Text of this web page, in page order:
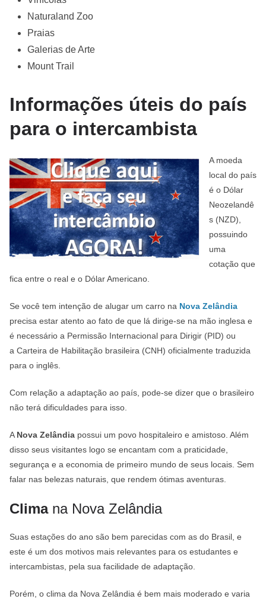
Naturaland Zoo
Praias
Galerias de Arte
Mount Trail
Informações úteis do país
para o intercambista
A moeda
local do país
é o Dólar
Neozelandê
s (NZD),
possuindo
uma
cotação que
fica entre o real e o Dólar Americano.
Se você tem intenção de alugar um carro na Nova Zelândia
precisa estar atento ao fato de que lá dirige-se na mão inglesa e
é necessário a Permissão Internacional para Dirigir (PID) ou
a Carteira de Habilitação brasileira (CNH) oficialmente traduzida
para o inglês.
Com relação a adaptação ao país, pode-se dizer que o brasileiro
não terá dificuldades para isso.
A Nova Zelândia possui um povo hospitaleiro e amistoso. Além
disso seus visitantes logo se encantam com a praticidade,
segurança e a economia de primeiro mundo de seus locais. Sem
falar nas belezas naturais, que rendem ótimas aventuras.
Climana Nova Zelândia
Suas estações do ano são bem parecidas com as do Brasil, e
este é um dos motivos mais relevantes para os estudantes e
intercambistas, pela sua facilidade de adaptação.
Porém, o clima da Nova Zelândia é bem mais moderado e varia